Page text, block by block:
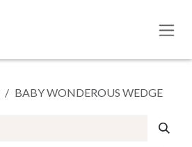
BABY WONDEROUS WEDGE